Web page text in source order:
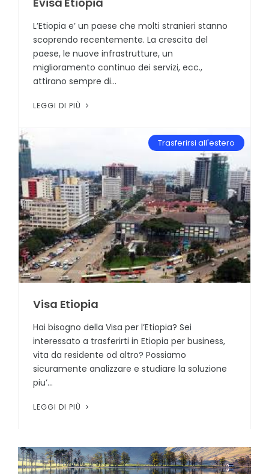
L’Etiopia e’ un paese che molti stranieri stanno
scoprendo recentemente. La crescita del
paese, le nuove infrastrutture, un
miglioramento continuo dei servizi, ecc.,
attirano sempre di...
LEGGI DI PIÙ
Trasferirsi all'estero
Visa Etiopia
Hai bisogno della Visa per l’Etiopia? Sei
interessato a trasferirti in Etiopia per business,
vita da residente od altro? Possiamo
sicuramente analizzare e studiare la soluzione
piu’...
LEGGI DI PIÙ